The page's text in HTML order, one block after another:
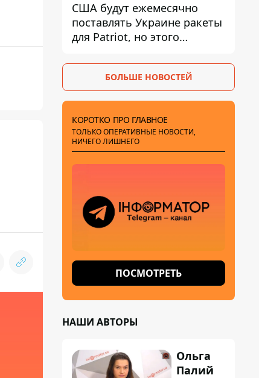
США будут ежемесячно
поставлять Украине ракеты
для Patriot, но этого
БОЛЬШЕ НОВОСТЕЙ
КОРОТКО ПРО ГЛАВНОЕ
ТОЛЬКО ОПЕРАТИВНЫЕ НОВОСТИ,
НИЧЕГО ЛИШНЕГО
ПОСМОТРЕТЬ
НАШИ АВТОРЫ
Ольга
Палий